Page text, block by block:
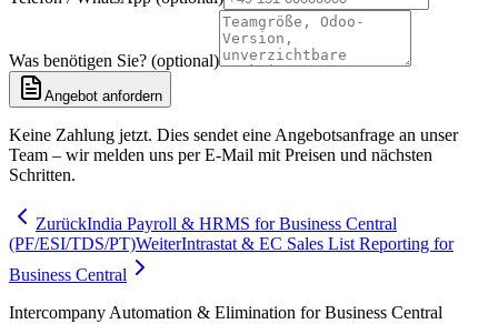
Was benötigen Sie? (optional)
Angebot anfordern
Keine Zahlung jetzt. Dies sendet eine Angebotsanfrage an unser
Team – wir melden uns per E-Mail mit Preisen und nächsten
Schritten.
ZurückIndia Payroll & HRMS for Business Central
(PF/ESI/TDS/PT)WeiterIntrastat & EC Sales List Reporting for
Business Central
Intercompany Automation & Elimination for Business Central